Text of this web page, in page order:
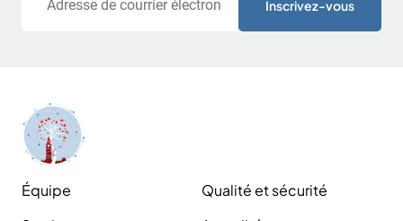
Équipe
Qualité et sécurité